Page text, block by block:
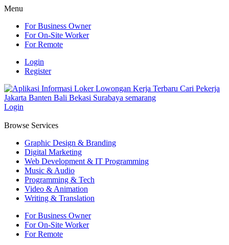
Menu
For Business Owner
For On-Site Worker
For Remote
Login
Register
Login
Browse Services
Graphic Design & Branding
Digital Marketing
Web Development & IT Programming
Music & Audio
Programming & Tech
Video & Animation
Writing & Translation
For Business Owner
For On-Site Worker
For Remote